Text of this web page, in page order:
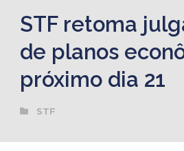
STF retoma
de planos
próximo dia 21
STF